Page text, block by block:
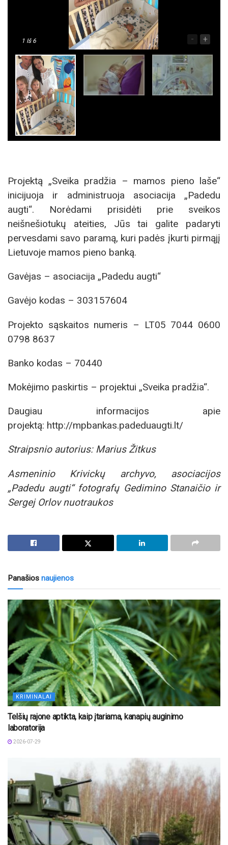
1 Iš 6 - +
Projektą „Sveika pradžia – mamos pieno laše“
inicijuoja ir administruoja asociacija „Padedu
augti“. Norėdami prisidėti prie sveikos
neišnešiotukų ateities, Jūs tai galite padaryti
pervesdami savo paramą, kuri padės įkurti pirmąjį
Lietuvoje mamos pieno banką.
Gavėjas – asociacija „Padedu augti“
Gavėjo kodas – 303157604
Projekto sąskaitos numeris – LT05 7044 0600
0798 8637
Banko kodas – 70440
Mokėjimo paskirtis – projektui „Sveika pradžia“.
Daugiau informacijos apie
projektą: http://mpbankas.padeduaugti.lt/
Straipsnio autorius: Marius Žitkus
Asmeninio Krivickų archyvo, asociacijos
„Padedu augti“ fotografų Gedimino Stanaičio ir
Sergej Orlov nuotraukos
Panašios naujienos
KRIMINALAI
Telšių rajone aptikta, kaip įtariama, kanapių auginimo
laboratorija
2026-07-29